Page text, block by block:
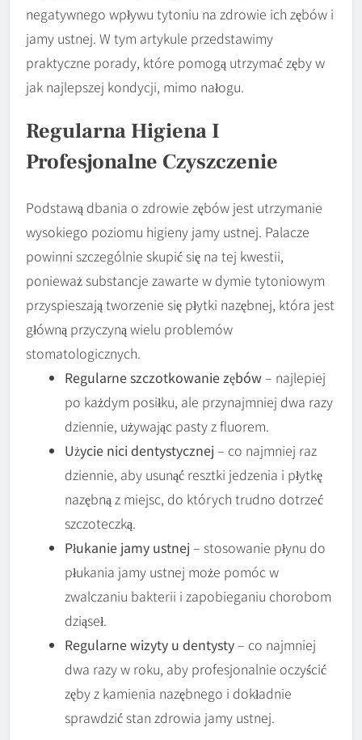
negatywnego wpływu tytoniu na zdrowie ich zębów i
jamy ustnej. W tym artykule przedstawimy
praktyczne porady, które pomogą utrzymać zęby w
jak najlepszej kondycji, mimo nałogu.
Regularna Higiena I
Profesjonalne Czyszczenie
Podstawą dbania o zdrowie zębów jest utrzymanie
wysokiego poziomu higieny jamy ustnej. Palacze
powinni szczególnie skupić się na tej kwestii,
ponieważ substancje zawarte w dymie tytoniowym
przyspieszają tworzenie się płytki nazębnej, która jest
główną przyczyną wielu problemów
stomatologicznych.
Regularne szczotkowanie zębów– najlepiej
po każdym posiłku, ale przynajmniej dwa razy
dziennie, używając pasty z fluorem.
Użycie nici dentystycznej – co najmniej raz
dziennie, aby usunąć resztki jedzenia i płytkę
nazębną z miejsc, do których trudno dotrzeć
szczoteczką.
Płukanie jamy ustnej – stosowanie płynu do
płukania jamy ustnej może pomóc w
zwalczaniu bakterii i zapobieganiu chorobom
dziąseł.
Regularne wizyty u dentysty– co najmniej
dwa razy w roku, aby profesjonalnie oczyścić
zęby z kamienia nazębnego i dokładnie
sprawdzić stan zdrowia jamy ustnej.